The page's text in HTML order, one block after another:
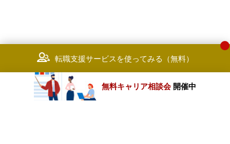
転職支援サービスを使ってみる（無料）
無料キャリア相談会 開催中